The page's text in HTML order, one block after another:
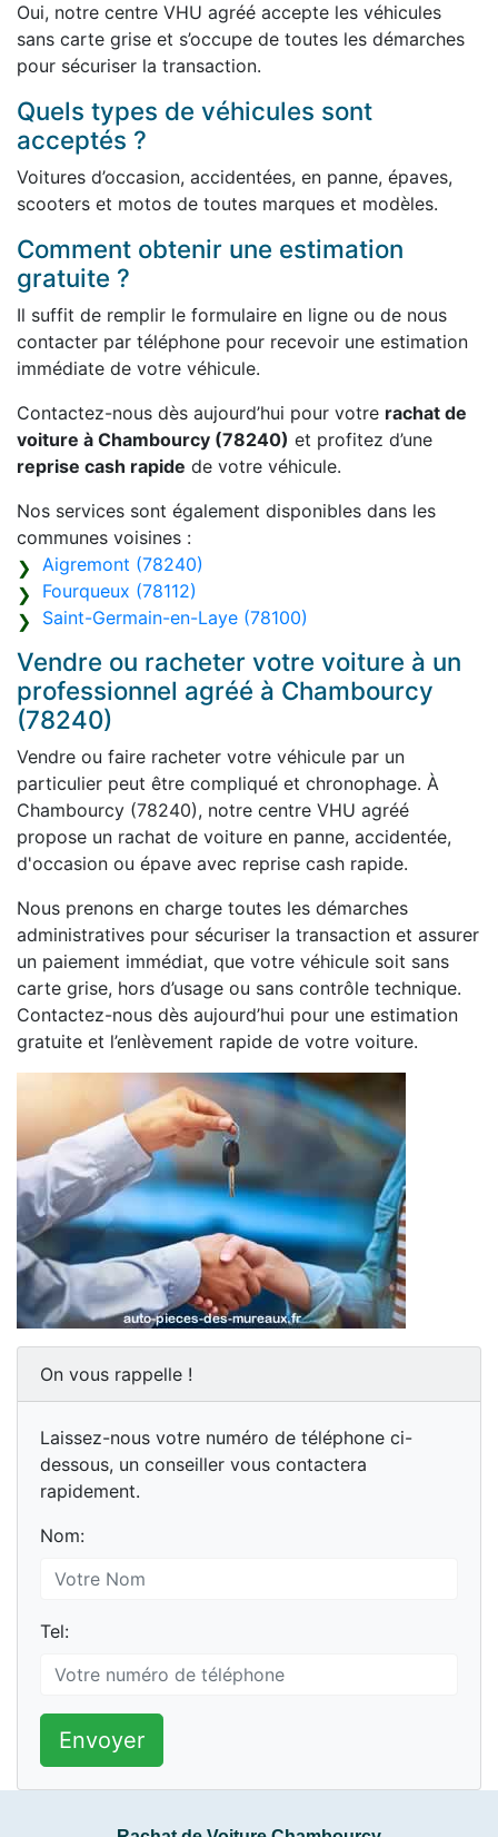
Oui, notre centre VHU agréé accepte les véhicules
sans carte grise et s’occupe de toutes les démarches
pour sécuriser la transaction.
Quels types de véhicules sont
acceptés ?
Voitures d’occasion, accidentées, en panne, épaves,
scooters et motos de toutes marques et modèles.
Comment obtenir une estimation
gratuite ?
Il suffit de remplir le formulaire en ligne ou de nous
contacter par téléphone pour recevoir une estimation
immédiate de votre véhicule.
Contactez-nous dès aujourd’hui pour votre rachat de
voiture à Chambourcy (78240) et profitez d’une
reprise cash rapide de votre véhicule.
Nos services sont également disponibles dans les
communes voisines :
Aigremont (78240)
Fourqueux (78112)
Saint-Germain-en-Laye (78100)
Vendre ou racheter votre voiture à un
professionnel agréé à Chambourcy
(78240)
Vendre ou faire racheter votre véhicule par un
particulier peut être compliqué et chronophage. À
Chambourcy (78240), notre centre VHU agréé
propose un rachat de voiture en panne, accidentée,
d'occasion ou épave avec reprise cash rapide.
Nous prenons en charge toutes les démarches
administratives pour sécuriser la transaction et assurer
un paiement immédiat, que votre véhicule soit sans
carte grise, hors d’usage ou sans contrôle technique.
Contactez-nous dès aujourd’hui pour une estimation
gratuite et l’enlèvement rapide de votre voiture.
On vous rappelle !
Laissez-nous votre numéro de téléphone ci-
dessous, un conseiller vous contactera
rapidement.
Nom:
Tel:
Envoyer